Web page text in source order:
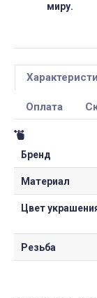
миру.
Оплата
Бренд
Материал
Цвет
Резьба